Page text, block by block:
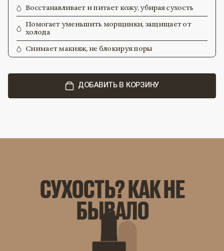
Восстанавливает и питает кожу, убирая сухость
Помогает уменьшить морщинки, защищает от
холода
Снимает макияж, не блокируя поры
ДОБАВИТЬ В КОРЗИНУ
СУХОСТЬ? КАК НЕ
БЫВАЛО